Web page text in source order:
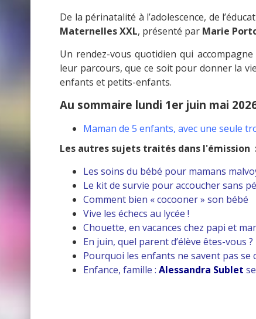
De la périnatalité à l’adolescence, de
Maternelles XXL, présenté par Marie
Un rendez-vous quotidien qui
leur parcours, que ce soit pour donner la
enfants et petits-enfants.
Au sommaire lundi 1er juin mai
Maman de 5 enfants, avec une seule
Les autres sujets traités dans l'émission
Les soins du bébé pour mamans
Le kit de survie pour accoucher sans
Comment bien « cocooner » son bébé
Vive les échecs au lycée !
Chouette, en vacances chez papi et
En juin, quel parent d’élève êtes-vous ?
Pourquoi les enfants ne savent pas se
Enfance, famille : Alessandra Sublet